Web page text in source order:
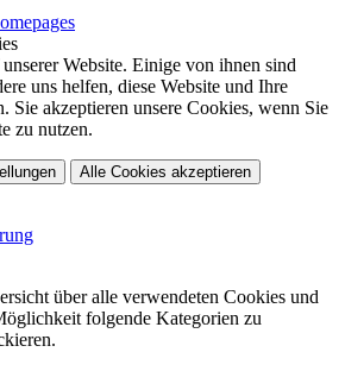
Website. Einige von ihnen sind
uns helfen, diese Website und Ihre
Sie akzeptieren unsere Cookies, wenn Sie
zu nutzen.
Alle Cookies akzeptieren
über alle verwendeten Cookies und
folgende Kategorien zu